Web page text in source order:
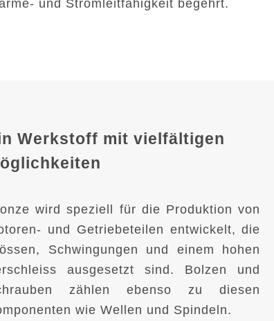
und Stromleitfähigkeit begehrt.
Werkstoff mit vielfältigen
wird speziell für die Produktion von
und Getriebeteilen entwickelt, die
Schwingungen und einem hohen
ausgesetzt sind. Bolzen und
zählen ebenso zu diesen
wie Wellen und Spindeln.